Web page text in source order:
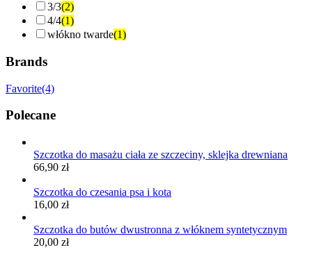
3/3(2)
4/4(1)
włókno twarde(1)
Brands
Favorite(4)
Polecane
Szczotka do masażu ciała ze szczeciny, sklejka drewniana
66,90 zł
Szczotka do czesania psa i kota
16,00 zł
Szczotka do butów dwustronna z włóknem syntetycznym
20,00 zł